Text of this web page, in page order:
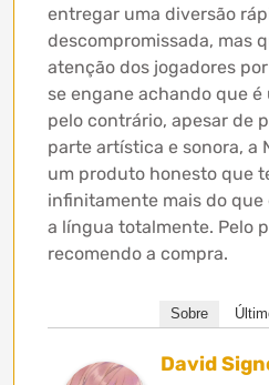
entregar uma diversão
descompromissada, mas
atenção dos jogadores
se engane achando que
pelo contrário, apesar de
parte artística e sonora, a
um produto honesto que
infinitamente mais do que
a língua totalmente. Pelo
recomendo a compra.
Sobre
David